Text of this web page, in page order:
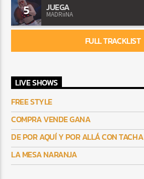
5 JUEGA
MADRiiNA
FULL TRACKLIST
LIVE SHOWS
FREE STYLE
COMPRA VENDE GANA
DE POR AQUÍ Y POR ALLÁ CON TACHA
LA MESA NARANJA